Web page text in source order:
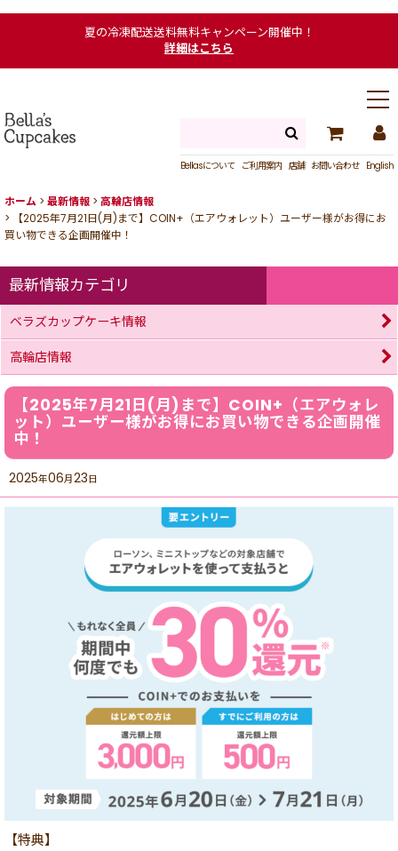
夏の冷凍配送送料無料キャンペーン開催中！
詳細はこちら
Bellasについて ご利用案内 店舗 お問い合わせ English
ホーム > 最新情報 > 高輪店情報
>
【2025年7月21日(月)まで】COIN+（エアウォレット）ユーザー様がお得にお
買い物できる企画開催中！
【2025年7月21日(月)まで】COIN+（エアウォレ
ット）ユーザー様がお得にお買い物できる企画開催
中！
2025年06月23日
【特典】
最新情報カテゴリ
ベラズカップケーキ情報
高輪店情報